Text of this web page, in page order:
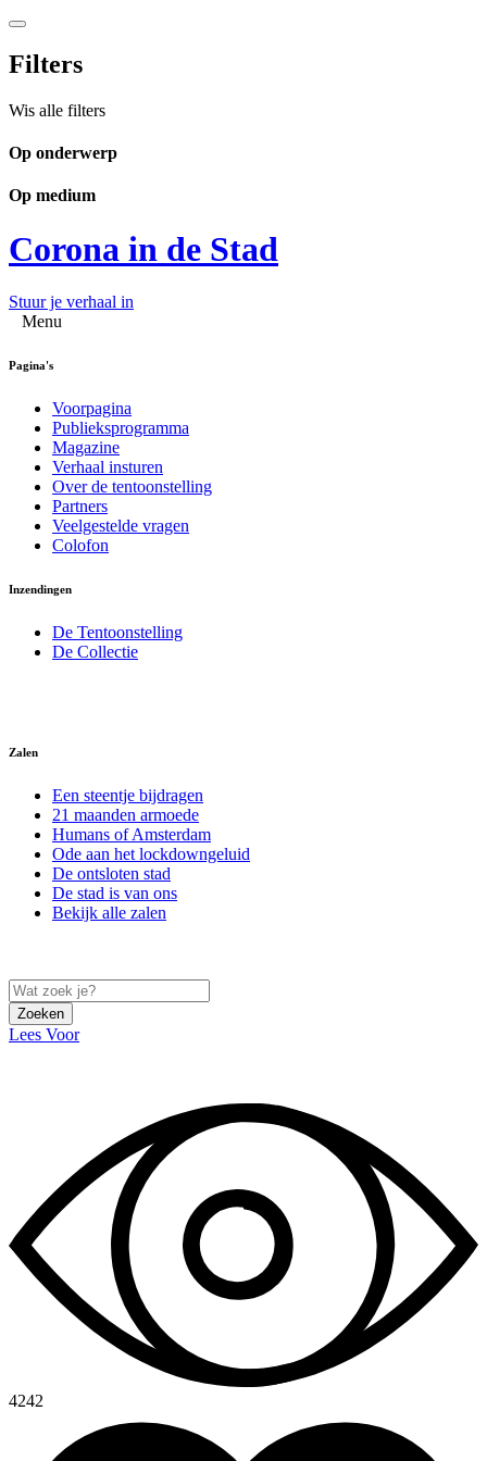
Filters
Wis alle filters
Op onderwerp
Op medium
Corona in de Stad
Stuur je verhaal in
Menu
Pagina's
Voorpagina
Publieksprogramma
Magazine
Verhaal insturen
Over de tentoonstelling
Partners
Veelgestelde vragen
Colofon
Inzendingen
De Tentoonstelling
De Collectie
Zalen
Een steentje bijdragen
21 maanden armoede
Humans of Amsterdam
Ode aan het lockdowngeluid
De ontsloten stad
De stad is van ons
Bekijk alle zalen
Zoeken
Lees Voor
4242